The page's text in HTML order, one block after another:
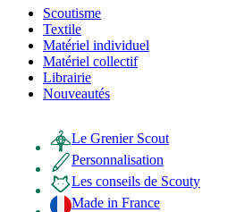
Scoutisme
Textile
Matériel individuel
Matériel collectif
Librairie
Nouveautés
Le Grenier Scout
Personnalisation
Les conseils de Scouty
Made in France